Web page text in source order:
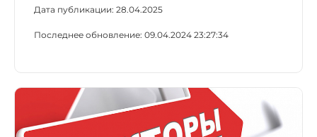
Дата публикации: 28.04.2025
Последнее обновление: 09.04.2024 23:27:34